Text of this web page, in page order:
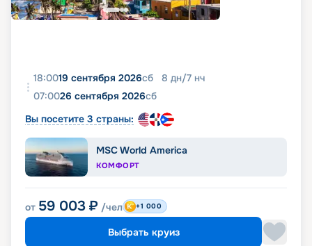
18:0019 сентября 2026сб 8 дн/7 нч
07:0026 сентября 2026сб
Вы посетите 3 страны:
MSC World America
КОМФОРТ
от 59 003 ₽ /чел +1 000
Выбрать круиз